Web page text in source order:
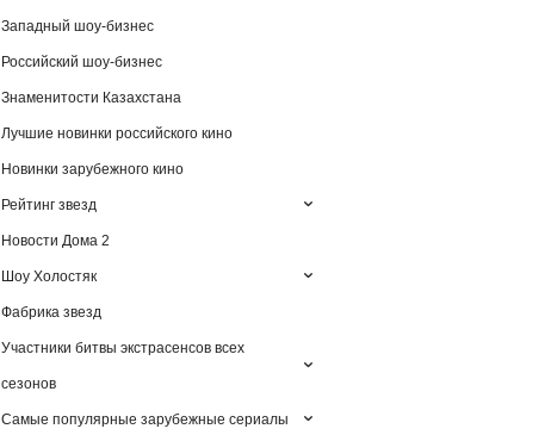
Западный шоу-бизнес
Российский шоу-бизнес
Знаменитости Казахстана
Лучшие новинки российского кино
Новинки зарубежного кино
Рейтинг звезд
Новости Дома 2
Шоу Холостяк
Фабрика звезд
Участники битвы экстрасенсов всех
сезонов
Самые популярные зарубежные сериалы